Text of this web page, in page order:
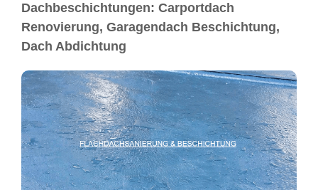
Dachbeschichtungen: Carportdach
Renovierung, Garagendach Beschichtung,
Dach Abdichtung